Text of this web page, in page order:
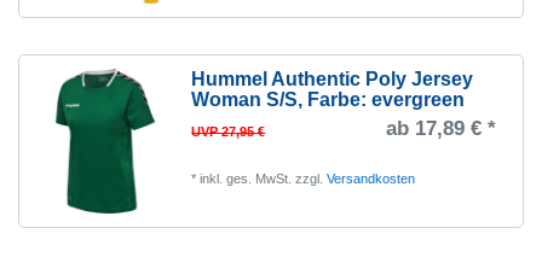
Hummel Authentic Poly Jersey
Woman S/S, Farbe: evergreen
UVP 27,95 € ab 17,89 € *
*inkl. ges. MwSt. zzgl.Versandkosten